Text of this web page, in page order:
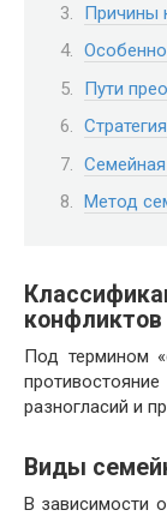
Причины
Пути
Метод
конфликтов
Под термином
разногласий и
Виды
В зависимости